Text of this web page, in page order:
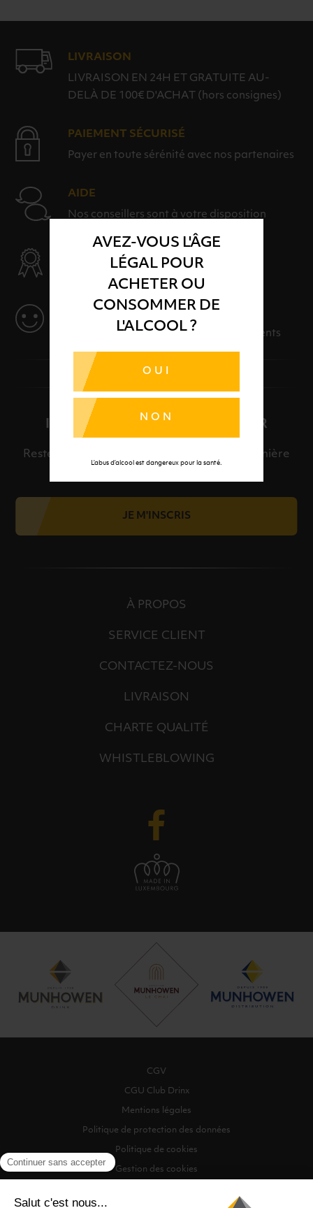
AVEZ-VOUS L'ÂGE
LÉGAL POUR
ACHETER OU
CONSOMMER DE
L'ALCOOL ?
OUI
NON
L’abus d’alcool est dangereux pour la santé.
LIVRAISON
LIVRAISON EN 24H ET GRATUITE AU-
DELÀ DE 100€ D'ACHAT (hors consignes)
PAIEMENT SÉCURISÉ
Payer en toute sérénité avec nos partenaires
AIDE
Nos conseillers sont à votre disposition
SÉLECTION & QUALITÉ
SERVICE
Des solutions adaptées à vos événements
INSCRIPTION À LA NEWSLETTER
Restez informé et découvrez en avant-première
JE M'INSCRIS
À PROPOS
SERVICE CLIENT
CONTACTEZ-NOUS
LIVRAISON
CHARTE QUALITÉ
WHISTLEBLOWING
CGV
CGU Club Drinx
Mentions légales
Politique de protection des données
Politique de cookies
Gestion des cookies